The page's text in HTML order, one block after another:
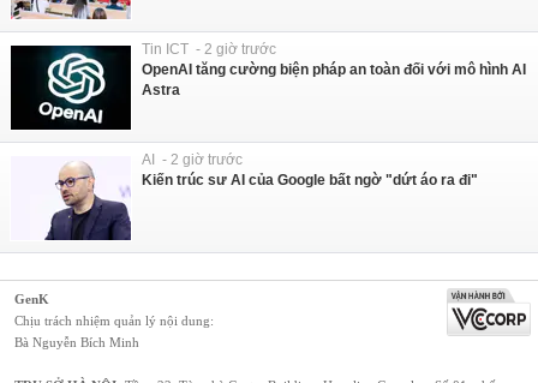
Tin ICT - 2 giờ trước
OpenAI tăng cường biện pháp an toàn đối với mô hình AI
Astra
AI - 2 giờ trước
Kiến trúc sư AI của Google bất ngờ "dứt áo ra đi"
GenK
Chịu trách nhiệm quản lý nội dung:
Bà Nguyễn Bích Minh